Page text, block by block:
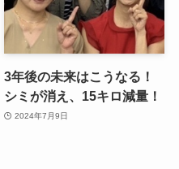
3年後の未来はこうなる！
シミが消え、15キロ減量！
2024年7月9日